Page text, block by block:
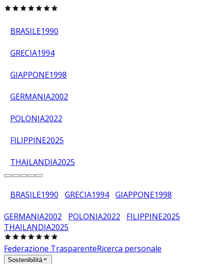
BRASILE1990
GRECIA1994
GIAPPONE1998
GERMANIA2002
POLONIA2022
FILIPPINE2025
THAILANDIA2025
BRASILE1990 GRECIA1994 GIAPPONE1998
GERMANIA2002 POLONIA2022 FILIPPINE2025
THAILANDIA2025
Federazione TrasparenteRicerca personale
Sostenibilità